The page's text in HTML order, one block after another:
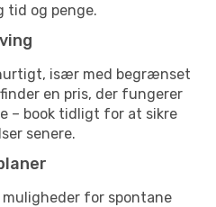
tid og penge.
især med begrænset
en pris, der fungerer
– book tidligt for at sikre
senere.
muligheder for spontane